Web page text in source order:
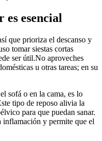
es esencial
que prioriza el descanso y
tomar siestas cortas
ser útil.No aproveches
u otras tareas; en su
sofá o en la cama, es lo
tipo de reposo alivia la
para que puedan sanar.
y permite que el